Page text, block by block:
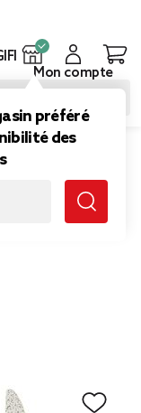
préféré
des
Mon compte